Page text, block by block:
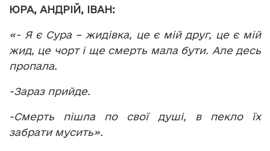
ЮРА, АНДРІЙ, ІВАН:
«- Я є Сура – жидівка, це є мій друг, це є мій
жид, це чорт і ще смерть мала бути. Але десь
пропала.
-Зараз прийде.
-Смерть пішла по свої душі, в пекло їх
забрати мусить».